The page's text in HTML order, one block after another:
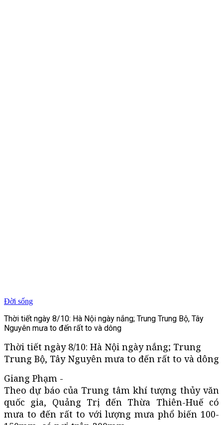
Đời sống
Thời tiết ngày 8/10: Hà Nội ngày nắng; Trung Trung Bộ, Tây
Nguyên mưa to đến rất to và dông
Thời tiết ngày 8/10: Hà Nội ngày nắng; Trung
Trung Bộ, Tây Nguyên mưa to đến rất to và dông
Giang Phạm -
Theo dự báo của Trung tâm khí tượng thủy văn
quốc gia, Quảng Trị đến Thừa Thiên-Huế có
mưa to đến rất to với lượng mưa phổ biến 100-